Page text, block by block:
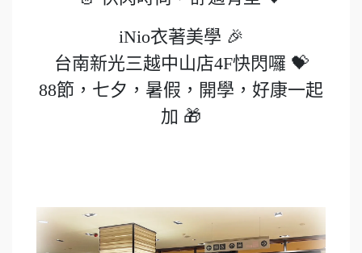
iNio衣著美學 🎉
台南新光三越中山店4F快閃囉 💝
88節，七夕，暑假，開學，好康一起
加 🎁